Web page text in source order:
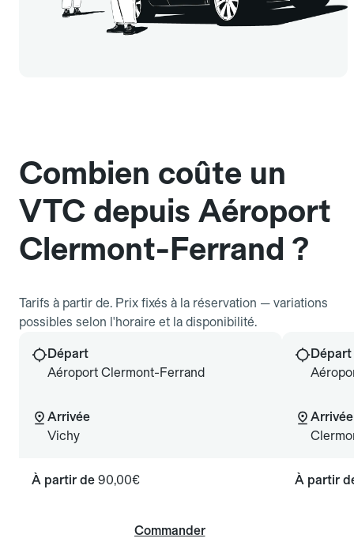
Combien coûte un
VTC depuis Aéroport
Clermont-Ferrand ?
Tarifs à partir de. Prix fixés à la réservation — variations
possibles selon l'horaire et la disponibilité.
Départ
Aéroport Clermont-Ferrand
Arrivée
Vichy
À partir de 90,00€
Commander
Départ
Arrivée
À partir